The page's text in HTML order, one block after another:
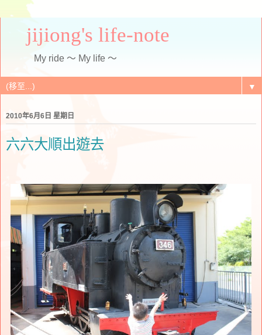
jijiong's life-note
My ride ～ My life ～
▼
2010年6月6日 星期日
六六大順出遊去